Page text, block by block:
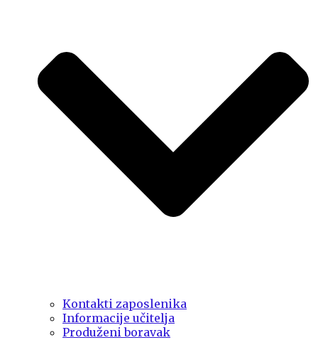
Kontakti zaposlenika
Informacije učitelja
Produženi boravak